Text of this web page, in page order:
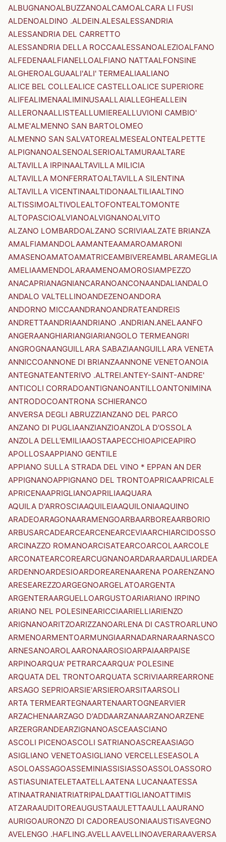
ALBUGNANOALBUZZANOALCAMOALCARA LI FUSI
ALDENOALDINO .ALDEIN.ALESALESSANDRIA
ALESSANDRIA DEL CARRETTO
ALESSANDRIA DELLA ROCCAALESSANOALEZIOALFANO
ALFEDENAALFIANELLOALFIANO NATTAALFONSINE
ALGHEROALGUAALI'ALI' TERMEALIAALIANO
ALICE BEL COLLEALICE CASTELLOALICE SUPERIORE
ALIFEALIMENAALIMINUSAALLAIALLEGHEALLEIN
ALLERONAALLISTEALLUMIEREALLUVIONI CAMBIO'
ALME'ALMENNO SAN BARTOLOMEO
ALMENNO SAN SALVATOREALMESEALONTEALPETTE
ALPIGNANOALSENOALSERIOALTAMURAALTARE
ALTAVILLA IRPINAALTAVILLA MILICIA
ALTAVILLA MONFERRATOALTAVILLA SILENTINA
ALTAVILLA VICENTINAALTIDONAALTILIAALTINO
ALTISSIMOALTIVOLEALTOFONTEALTOMONTE
ALTOPASCIOALVIANOALVIGNANOALVITO
ALZANO LOMBARDOALZANO SCRIVIAALZATE BRIANZA
AMALFIAMANDOLAAMANTEAAMAROAMARONI
AMASENOAMATOAMATRICEAMBIVEREAMBLARAMEGLIA
AMELIAAMENDOLARAAMENOAMOROSIAMPEZZO
ANACAPRIANAGNIANCARANOANCONAANDALIANDALO
ANDALO VALTELLINOANDEZENOANDORA
ANDORNO MICCAANDRANOANDRATEANDREIS
ANDRETTAANDRIAANDRIANO .ANDRIAN.ANELAANFO
ANGERAANGHIARIANGIARIANGOLO TERMEANGRI
ANGROGNAANGUILLARA SABAZIAANGUILLARA VENETA
ANNICCOANNONE DI BRIANZAANNONE VENETOANOIA
ANTEGNATEANTERIVO .ALTREI.ANTEY-SAINT-ANDRE'
ANTICOLI CORRADOANTIGNANOANTILLOANTONIMINA
ANTRODOCOANTRONA SCHIERANCO
ANVERSA DEGLI ABRUZZIANZANO DEL PARCO
ANZANO DI PUGLIAANZIANZIOANZOLA D'OSSOLA
ANZOLA DELL'EMILIAAOSTAAPECCHIOAPICEAPIRO
APOLLOSAAPPIANO GENTILE
APPIANO SULLA STRADA DEL VINO * EPPAN AN DER
APPIGNANOAPPIGNANO DEL TRONTOAPRICAAPRICALE
APRICENAAPRIGLIANOAPRILIAAQUARA
AQUILA D'ARROSCIAAQUILEIAAQUILONIAAQUINO
ARADEOARAGONAARAMENGOARBAARBOREAARBORIO
ARBUSARCADEARCEARCENEARCEVIAARCHIARCIDOSSO
ARCINAZZO ROMANOARCISATEARCOARCOLAARCOLE
ARCONATEARCOREARCUGNANOARDARAARDAULIARDEA
ARDENNOARDESIOARDOREARENAARENA POARENZANO
ARESEAREZZOARGEGNOARGELATOARGENTA
ARGENTERAARGUELLOARGUSTOARIARIANO IRPINO
ARIANO NEL POLESINEARICCIAARIELLIARIENZO
ARIGNANOARITZOARIZZANOARLENA DI CASTROARLUNO
ARMENOARMENTOARMUNGIAARNADARNARAARNASCO
ARNESANOAROLAARONAAROSIOARPAIAARPAISE
ARPINOARQUA' PETRARCAARQUA' POLESINE
ARQUATA DEL TRONTOARQUATA SCRIVIAARREARRONE
ARSAGO SEPRIOARSIE'ARSIEROARSITAARSOLI
ARTA TERMEARTEGNAARTENAARTOGNEARVIER
ARZACHENAARZAGO D'ADDAARZANAARZANOARZENE
ARZERGRANDEARZIGNANOASCEAASCIANO
ASCOLI PICENOASCOLI SATRIANOASCREAASIAGO
ASIGLIANO VENETOASIGLIANO VERCELLESEASOLA
ASOLOASSAGOASSEMINIASSISIASSOASSOLOASSORO
ASTIASUNIATELETAATELLAATENA LUCANAATESSA
ATINAATRANIATRIATRIPALDAATTIGLIANOATTIMIS
ATZARAAUDITOREAUGUSTAAULETTAAULLAAURANO
AURIGOAURONZO DI CADOREAUSONIAAUSTISAVEGNO
AVELENGO .HAFLING.AVELLAAVELLINOAVERARAAVERSA